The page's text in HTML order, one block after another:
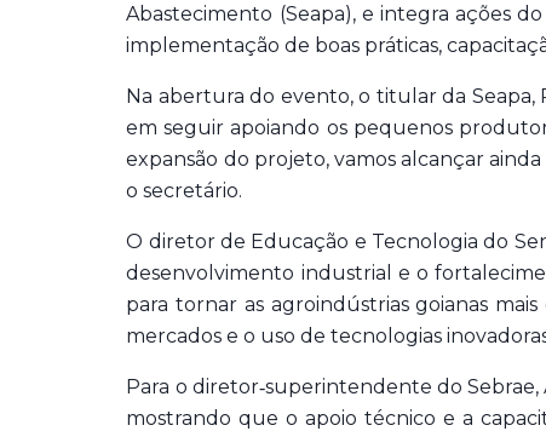
Abastecimento (Seapa), e integra ações
implementação de boas práticas,
Na abertura do evento, o titular da
em seguir apoiando os pequenos
expansão do projeto, vamos alcançar
o secretário.
O diretor de Educação e Tecnologia do
desenvolvimento industrial e o
para tornar as agroindústrias goianas
mercados e o uso de tecnologias
Para o diretor‑superintendente do
mostrando que o apoio técnico e a